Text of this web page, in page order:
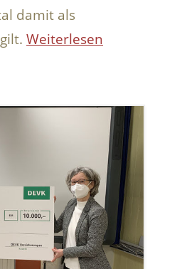
damit als
Weiterlesen